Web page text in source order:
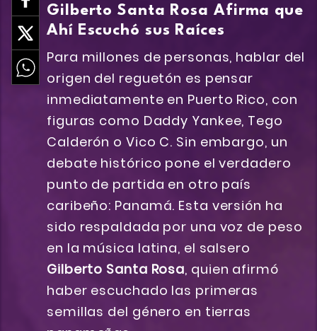
Gilberto Santa Rosa Afirma que
Ahí Escuchó sus Raíces
Para millones de personas, hablar del
origen del reguetón es pensar
inmediatamente en Puerto Rico, con
figuras como Daddy Yankee, Tego
Calderón o Vico C. Sin embargo, un
debate histórico pone el verdadero
punto de partida en otro país
caribeño: Panamá. Esta versión ha
sido respaldada por una voz de peso
en la música latina, el salsero
Gilberto Santa Rosa, quien afirmó
haber escuchado las primeras
semillas del género en tierras